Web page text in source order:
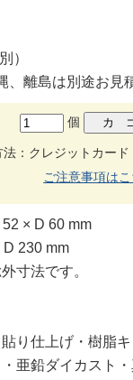
）
、離島は別途お見
個
法：クレジットカー
ご注意事項はこ
× D 60 mm
230 mm
寸法です。
り仕上げ・樹脂
亜鉛ダイカスト